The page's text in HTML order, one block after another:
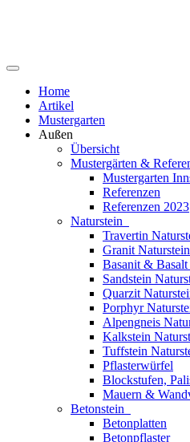
Home
Artikel
Mustergarten
Außen
Übersicht
Mustergärten &
Mustergarten
Referenzen
Referenzen 2023
Naturstein
Travertin
Granit Naturstein
Basanit &
Sandstein
Quarzit
Porphyr
Alpengneis
Kalkstein
Tuffstein
Pflasterwürfel
Blockstufen,
Mauern &
Betonstein
Betonplatten
Betonpflaster